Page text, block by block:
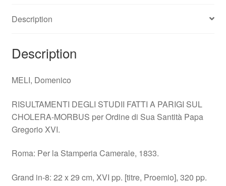
Choleramorbus,
Description
Description
MELI, Domenico
RISULTAMENTI DEGLI STUDII FATTI A PARIGI SUL
CHOLERA-MORBUS per Ordine di Sua Santità Papa
Gregorio XVI.
Roma: Per la Stamperia Camerale, 1833.
Grand in-8: 22 x 29 cm, XVI pp. [titre, Proemio], 320 pp.